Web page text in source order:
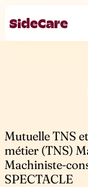
Mutuelle TNS
métier (TNS)
Machiniste-
SPECTACLE